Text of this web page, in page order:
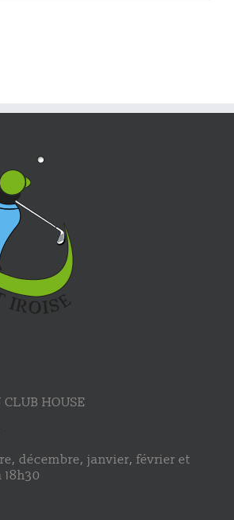
HOUSE
décembre, janvier, février et